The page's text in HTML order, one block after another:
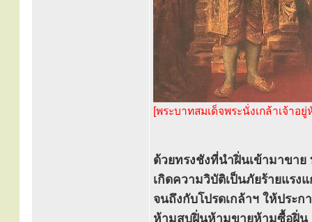
[พระบาทสมเด็จพระนั่งเกล้าเจ้าอ
ด้วยทรงชังที่นำฝิ่นเข้ามาขา
เกิดความวิบัติเป็นภัยร้ายแรง
จนถึงกับโปรดเกล้าฯ ให้ประก
ห้ามสูบฝิ่นห้ามขายห้ามซื้อฝิ่น